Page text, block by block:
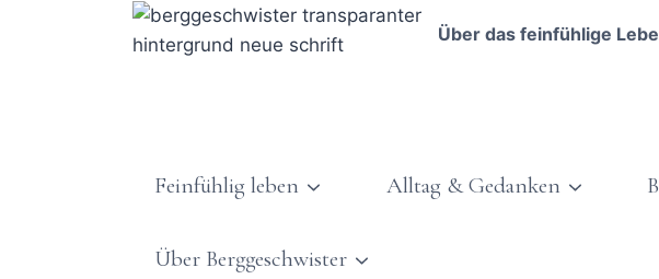
Über das feinfühlige
Feinfühlig leben Alltag & Gedanken
Über Berggeschwister